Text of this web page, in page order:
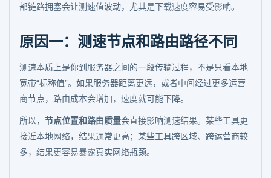
部链路拥塞会让测速值波动，尤其是下载速度容易受影响。
原因一：测速节点和路由路径不同
测速本质上是你到服务器之间的一段传输过程，不是只看本地
宽带“标称值”。如果服务器距离更远，或者中间经过更多运营
商节点，路由成本会增加，速度就可能下降。
所以， 节点位置和路由质量会直接影响测速结果。某些工具更
接近本地网络，结果通常更高；某些工具跨区域、跨运营商较
多，结果更容易暴露真实网络瓶颈。